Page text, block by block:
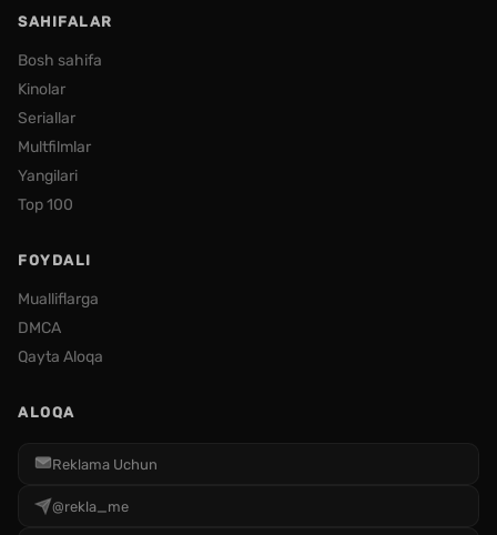
SAHIFALAR
Bosh sahifa
Kinolar
Seriallar
Multfilmlar
Yangilari
Top 100
FOYDALI
Mualliflarga
DMCA
Qayta Aloqa
ALOQA
Reklama Uchun
@rekla_me